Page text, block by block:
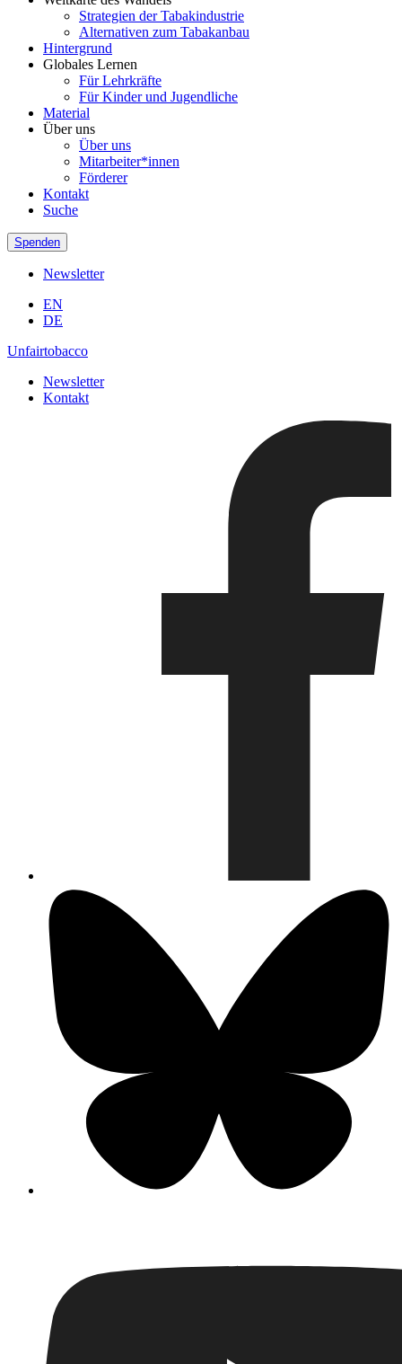
Strategien der Tabakindustrie
Alternativen zum Tabakanbau
Hintergrund
Globales Lernen
Für Lehrkräfte
Für Kinder und Jugendliche
Material
Über uns
Über uns
Mitarbeiter*innen
Förderer
Kontakt
Suche
Spenden
Newsletter
EN
DE
Unfairtobacco
Newsletter
Kontakt